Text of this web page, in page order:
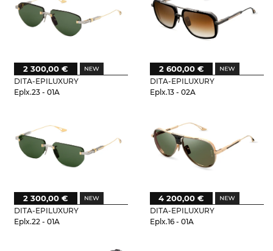
DITA-EPILUXURY
Eplx.23 - 01A
2 300,00 €
DITA-EPILUXURY
Eplx.13 - 02A
2 600,00 €
DITA-EPILUXURY
Eplx.22 - 01A
2 300,00 €
DITA-EPILUXURY
Eplx.16 - 01A
4 200,00 €